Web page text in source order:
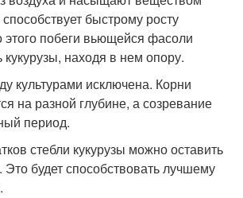
быстрому росту
побеги вьющейся фасоли
находя в нем опору.
культурами исключена. Корни
на разной глубине, а созревание
период.
стебли кукурузы можно оставить
будет способствовать лучшему